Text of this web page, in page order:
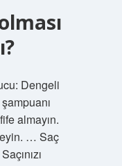
Dengeli
almayın.
… Saç